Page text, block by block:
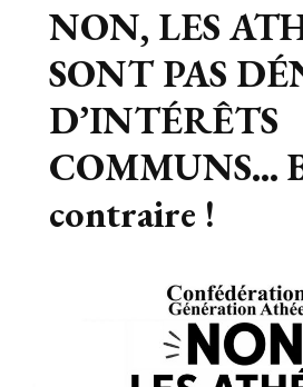
NON, LES
SONT PAS
D’INTÉRÊTS
COMMUNS…
contraire !